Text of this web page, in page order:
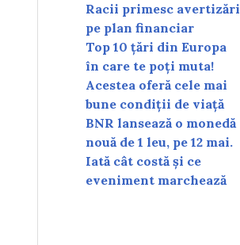
Racii primesc avertizări
pe plan financiar
Top 10 țări din Europa
în care te poți muta!
Acestea oferă cele mai
bune condiții de viață
BNR lansează o monedă
nouă de 1 leu, pe 12 mai.
Iată cât costă și ce
eveniment marchează